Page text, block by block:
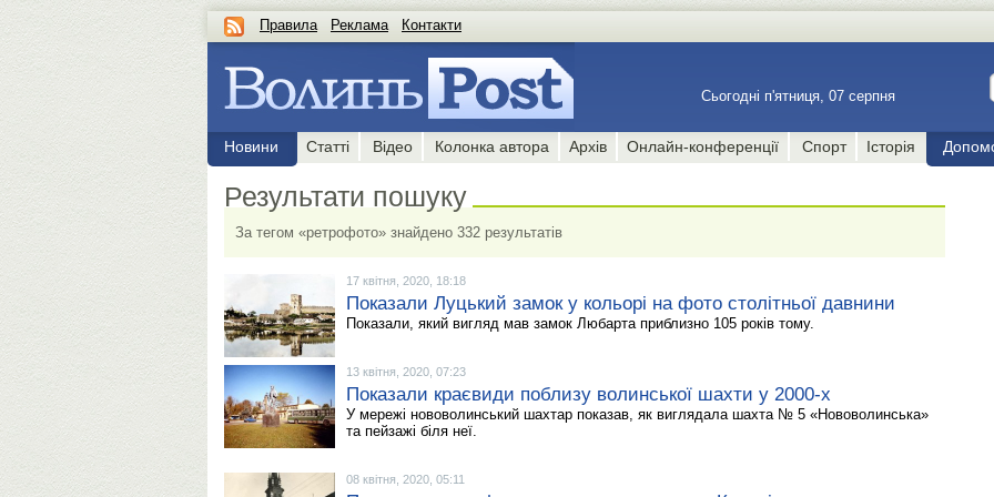
Правила Реклама Контакти
Сьогодні п'ятниця, 07 серпня
Новини Статті Відео Колонка автора Архів Онлайн-конференції Спорт Історія
Результати пошуку
За тегом «ретрофото» знайдено 332 результатів
17 квітня, 2020, 18:18
Показали Луцький замок у кольорі на фото столітньої давнини
Показали, який вигляд мав замок Любарта приблизно 105 років тому.
13 квітня, 2020, 07:23
Показали краєвиди поблизу волинської шахти у 2000-х
У мережі нововолинський шахтар показав, як виглядала шахта № 5 «Нововолинська»
та пейзажі біля неї.
08 квітня, 2020, 05:11